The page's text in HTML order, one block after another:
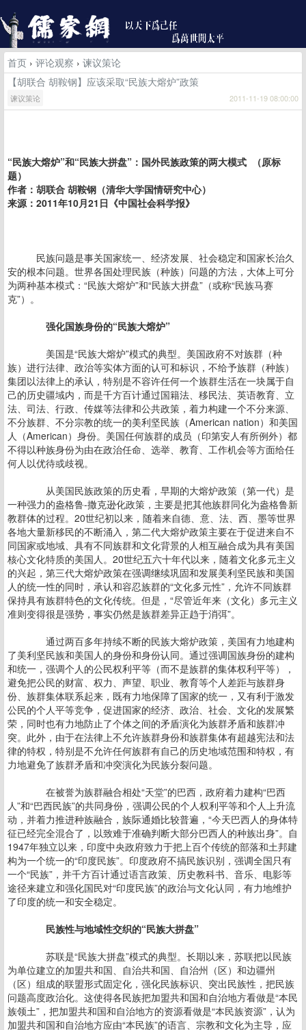
首页 › 评论观察 › 谏议策论
【胡联合 胡鞍钢】应该采取“民族大熔炉”政策
谏议策论 2011-11-19 08:00:00
“民族大熔炉”和“民族大拼盘”：国外民族政策的两大模式 （原标
题）
作者：胡联合 胡鞍钢（清华大学国情研究中心）
来源：2011年10月21日《中国社会科学报》
民族问题是事关国家统一、经济发展、社会稳定和国家长治久
安的根本问题。世界各国处理民族（种族）问题的方法，大体上可分
为两种基本模式：“民族大熔炉”和“民族大拼盘”（或称“民族马赛
克”）。
强化国族身份的“民族大熔炉”
美国是“民族大熔炉”模式的典型。美国政府不对族群（种
族）进行法律、政治等实体方面的认可和标识，不给予族群（种族）
集团以法律上的承认，特别是不容许任何一个族群生活在一块属于自
己的历史疆域内，而是千方百计通过国籍法、移民法、英语教育、立
法、司法、行政、传媒等法律和公共政策，着力构建一个不分来源、
不分族群、不分宗教的统一的美利坚民族（American nation）和美国
人（American）身份。美国任何族群的成员（印第安人有所例外）都
不得以种族身份为由在政治任命、选举、教育、工作机会等方面给任
何人以优待或歧视。
从美国民族政策的历史看，早期的大熔炉政策（第一代）是
一种强力的盎格鲁-撒克逊化政策，主要是把其他族群同化为盎格鲁新
教群体的过程。20世纪初以来，随着来自德、意、法、西、墨等世界
各地大量新移民的不断涌入，第二代大熔炉政策主要在于促进来自不
同国家或地域、具有不同族群和文化背景的人相互融合成为具有美国
核心文化特质的美国人。20世纪五六十年代以来，随着文化多元主义
的兴起，第三代大熔炉政策在强调继续巩固和发展美利坚民族和美国
人的统一性的同时，承认和容忍族群的“文化多元性”，允许不同族群
保持具有族群特色的文化传统。但是，“尽管近年来（文化）多元主义
准则变得很是强势，事实仍然是族群差异正趋于消弭”。
通过两百多年持续不断的民族大熔炉政策，美国有力地建构
了美利坚民族和美国人的身份和身份认同。通过强调国族身份的建构
和统一，强调个人的公民权利平等（而不是族群的集体权利平等），
避免把公民的财富、权力、声望、职业、教育等个人差距与族群身
份、族群集体联系起来，既有力地保障了国家的统一，又有利于激发
公民的个人平等竞争，促进国家的经济、政治、社会、文化的发展繁
荣，同时也有力地防止了个体之间的矛盾演化为族群矛盾和族群冲
突。此外，由于在法律上不允许族群身份和族群集体有超越宪法和法
律的特权，特别是不允许任何族群有自己的历史地域范围和特权，有
力地避免了族群矛盾和冲突演化为民族分裂问题。
在被誉为族群融合相处“天堂”的巴西，政府着力建构“巴西
人”和“巴西民族”的共同身份，强调公民的个人权利平等和个人上升流
动，并着力推进种族融合，族际通婚比较普遍，“今天巴西人的身体特
征已经完全混合了，以致难于准确判断大部分巴西人的种族出身”。自
1947年独立以来，印度中央政府致力于把上百个传统的部落和土邦建
构为一个统一的“印度民族”。印度政府不搞民族识别，强调全国只有
一个“民族”，并千方百计通过语言政策、历史教科书、音乐、电影等
途径来建立和强化国民对“印度民族”的政治与文化认同，有力地维护
了印度的统一和安全稳定。
民族性与地域性交织的“民族大拼盘”
苏联是“民族大拼盘”模式的典型。长期以来，苏联把以民族
为单位建立的加盟共和国、自治共和国、自治州（区）和边疆州
（区）组成的联盟形式固定化，强化民族标识、突出民族性，把民族
问题高度政治化。这使得各民族把加盟共和国和自治地方看做是“本民
族领土”，把加盟共和国和自治地方的资源看做是“本民族资源”，认为
加盟共和国和自治地方应由“本民族”的语言、宗教和文化为主导，应